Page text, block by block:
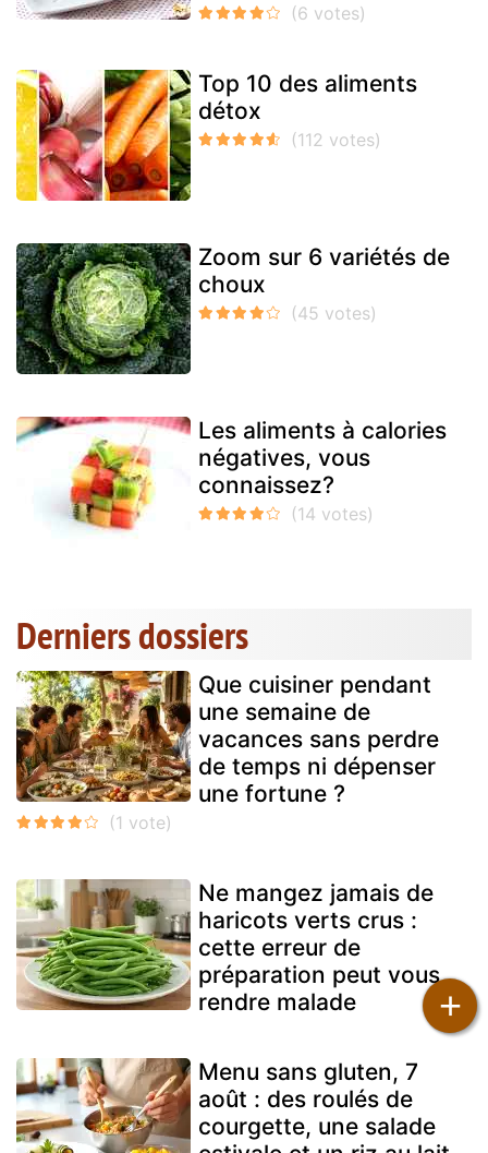
+
Top 10 des aliments
détox
Zoom sur 6 variétés de
choux
Les aliments à calories
négatives, vous
connaissez?
Derniers dossiers
Que cuisiner pendant
une semaine de
vacances sans perdre
de temps ni dépenser
une fortune ?
Ne mangez jamais de
haricots verts crus :
cette erreur de
préparation peut vous
rendre malade
Menu sans gluten, 7
août : des roulés de
courgette, une salade